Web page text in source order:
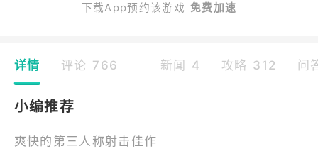
下载App预约该游戏 免费加速
详情 评论 766 新闻 4 攻略 312 问
小编推荐
爽快的第三人称射击佳作